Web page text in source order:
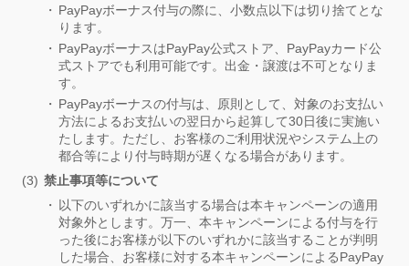
PayPayボーナス付与の際に、小数点以下は切り捨てとな
ります。
PayPayボーナスはPayPay公式ストア、PayPayカード公
式ストアでも利用可能です。出金・譲渡は不可となりま
す。
PayPayボーナスの付与は、原則として、対象のお支払い
方法によるお支払いの翌日から起算して30日後に実施い
たします。ただし、お客様のご利用状況やシステム上の
都合等により付与時期が遅くなる場合があります。
禁止事項等について
以下のいずれかに該当する場合は本キャンペーンの適用
対象外とします。万一、本キャンペーンによる付与を行
った後にお客様が以下のいずれかに該当することが判明
した場合、お客様に対する本キャンペーンによるPayPay